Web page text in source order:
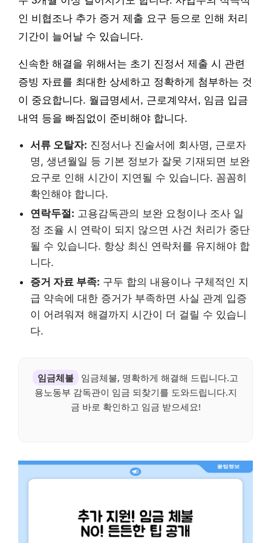
인 비협조나 추가 증거 제출 요구 등으로 인해 처리
기간이 늘어날 수 있습니다.
신속한 해결을 위해서는 초기 진정서 제출 시 관련
증빙 자료를 최대한 상세하고 정확하게 첨부하는 것
이 중요합니다. 월급명세서, 근로계약서, 임금 입금
내역 등을 빠짐없이 준비해야 합니다.
서류 오탈자: 진정서나 진술서에 회사명, 근로자
명, 생년월일 등 기본 정보가 잘못 기재되면 보완
요구로 인해 시간이 지연될 수 있습니다. 꼼꼼히
확인해야 합니다.
연락두절: 고용감독관의 보완 요청이나 조사 일
정 조율 시 연락이 되지 않으면 사건 처리가 중단
될 수 있습니다. 항상 최신 연락처를 유지해야 합
니다.
증거 자료 부족: 구두 합의 내용이나 구체적인 지
급 약속에 대한 증거가 부족하면 사실 관계 입증
이 어려워져 해결까지 시간이 더 걸릴 수 있습니
다.
임금체불
임금체불, 명확하게 해결해 드립니다.고
용노동부 감독관이 임금 되찾기를 도와드립니다.지
금 바로 확인하고 임금 받으세요!